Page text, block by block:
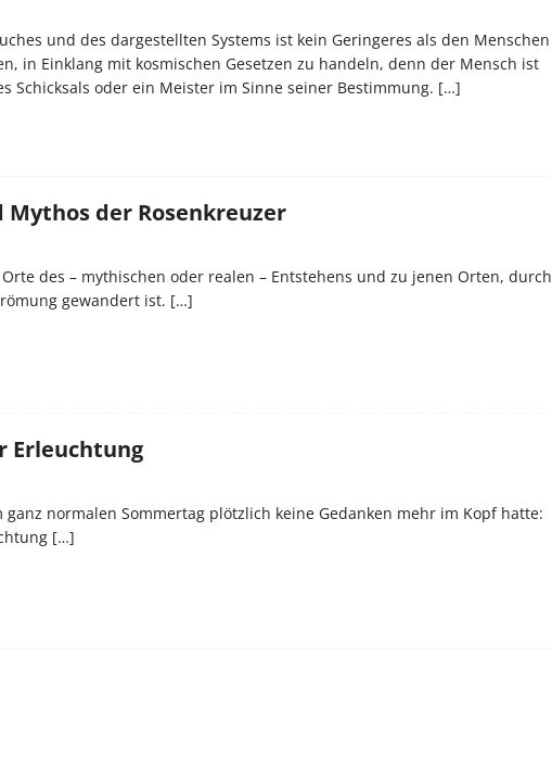
und des dargestellten Systems ist kein Geringeres als den Menschen
in Einklang mit kosmischen Gesetzen zu handeln, denn der Mensch ist
Schicksals oder ein Meister im Sinne seiner Bestimmung. […]
Mythos der Rosenkreuzer
des – mythischen oder realen – Entstehens und zu jenen Orten, durch
gewandert ist. […]
Erleuchtung
ganz normalen Sommertag plötzlich keine Gedanken mehr im Kopf hatte:
[…]